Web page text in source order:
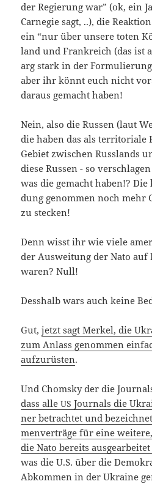
der Regie­rung war” (ok, ein
Car­ne­gie sagt, ..), die
ein “nur über unse­re toten
land und Frank­reich (das ist
arg stark in der
aber ihr könnt euch nicht
dar­aus gemacht haben!
Nein, also die Rus­sen (laut
die haben das als ter­ri­to­ria­le
Gebiet zwi­schen Russ­lands
die­se Rus­sen - so
was die gemacht haben!?
dung genom­men noch mehr
zu stecken!
Denn wisst ihr wie vie­le
der Aus­wei­tung der Nato auf
waren? Null!
Dess­halb wars auch kei­ne
Gut,jetzt sagt Mer­kel, die
zum Anlass genom­men
auf­zu­rüs­ten.
Und Chom­sky der die
dass alleUS Jour­nals die
ner betrach­tet und
men­ver­trä­ge für eine
die Nato bereits
was die U.S. über die
Abkom­men in der Ukrai­ne